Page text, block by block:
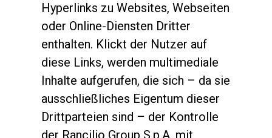
Hyperlinks zu Websites, Webseiten
oder Online-Diensten Dritter
enthalten. Klickt der Nutzer auf
diese Links, werden multimediale
Inhalte aufgerufen, die sich – da sie
ausschließliches Eigentum dieser
Drittparteien sind – der Kontrolle
der Rancilio Group S.p.A. mit
Datenschutzerklärung